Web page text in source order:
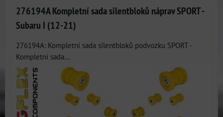
276194A Kompletní sada silentbloků náprav SPORT -
Subaru I (12-21)
276194A: Kompletní sada silentbloků podvozku SPORT -
Kompletní sada...